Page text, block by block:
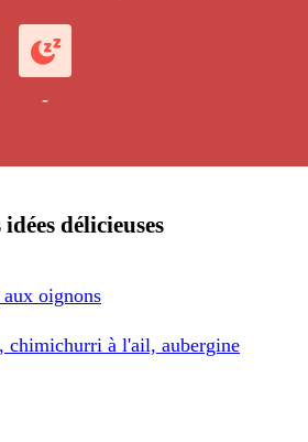
-
délicieuses
oignons
chimichurri à l'ail, aubergine